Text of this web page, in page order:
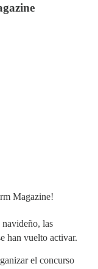
Magazine!
las
han vuelto activar.
el concurso